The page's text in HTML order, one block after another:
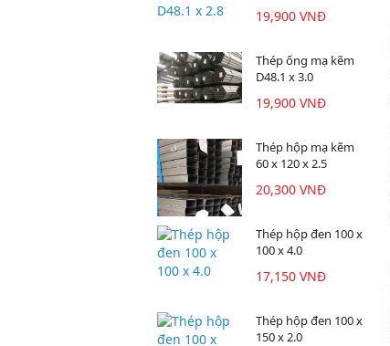
19,900 VNĐ
Thép ống mạ kẽm
D48.1 x 3.0
19,900 VNĐ
Thép hộp mạ kẽm
60 x 120 x 2.5
20,300 VNĐ
Thép hộp đen 100 x
100 x 4.0
17,150 VNĐ
Thép hộp đen 100 x
150 x 2.0